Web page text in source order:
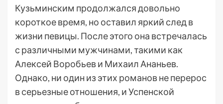
Кузьминским продолжался довольно
короткое время, но оставил яркий след в
жизни певицы. После этого она встречалась
с различными мужчинами, такими как
Алексей Воробьев и Михаил Ананьев.
Однако, ни один из этих романов не перерос
в серьезные отношения, и Успенской